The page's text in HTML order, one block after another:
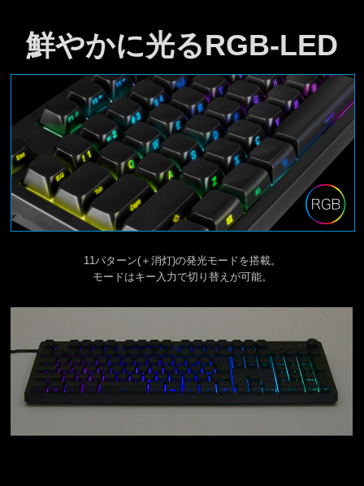
鮮やかに光るRGB-LED
11パターン(＋消灯)の発光モードを搭載。
モードはキー入力で切り替えが可能。